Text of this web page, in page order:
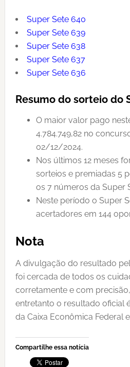
Super Sete 640
Super Sete 639
Super Sete 638
Super Sete 637
Super Sete 636
Resumo do sorteio do
O maior valor pago
4.784.749,82 no
02/12/2024.
Nos últimos 12 meses
sorteios e premiadas 5
os 7 números da Super
Neste período o Super
acertadores em 144
Nota
A divulgação do resultado
foi cercada de todos os
corretamente e com precisão,
entretanto o resultado oficial
da Caixa Econômica Federal
Compartilhe essa notícia